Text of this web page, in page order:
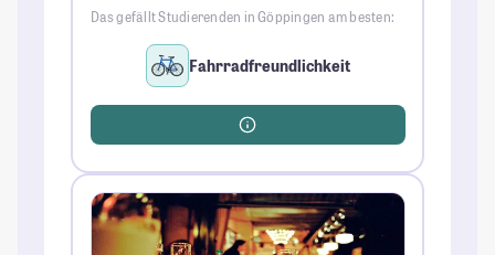
Das gefällt Studierenden in Göppingen am besten:
Fahrradfreundlichkeit